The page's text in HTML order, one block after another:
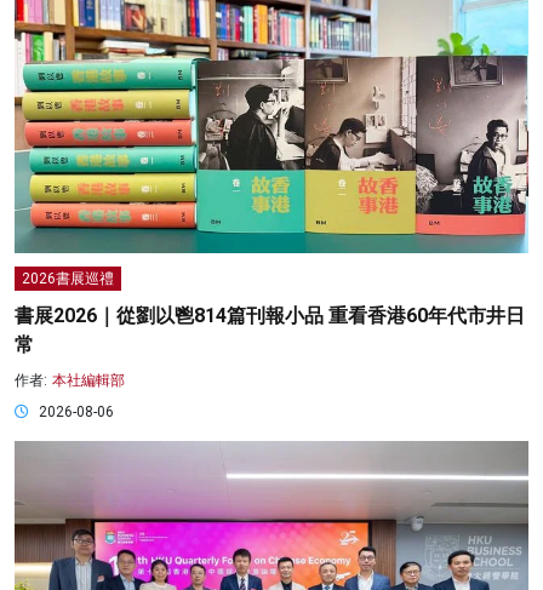
2026書展巡禮
書展2026｜從劉以鬯814篇刊報小品 重看香港60年代市井日
常
作者: 本社編輯部
2026-08-06